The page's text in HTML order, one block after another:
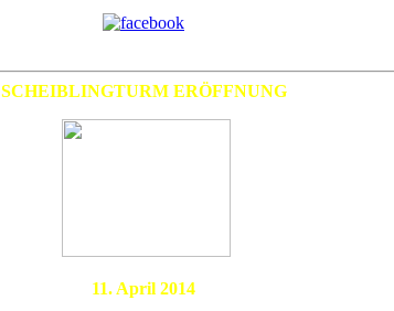
SCHEIBLINGTURM ERÖFFNUNG
11. April 2014